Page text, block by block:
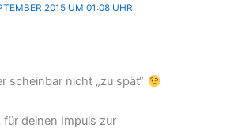
2015 UM 01:08 UHR
scheinbar nicht „zu spät“
für deinen Impuls zur